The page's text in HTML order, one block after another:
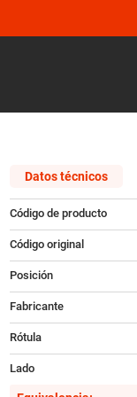
Datos técnicos
Código de producto
Código original
Posición
Fabricante
Rótula
Lado